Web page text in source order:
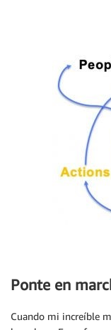
Ponte en
Cuando mi increíble